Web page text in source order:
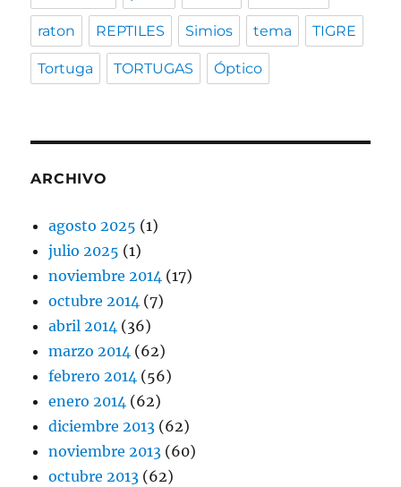
raton REPTILES Simios tema TIGRE
Tortuga TORTUGAS Óptico
ARCHIVO
agosto 2025 (1)
julio 2025 (1)
noviembre 2014 (17)
octubre 2014 (7)
abril 2014 (36)
marzo 2014 (62)
febrero 2014 (56)
enero 2014 (62)
diciembre 2013 (62)
noviembre 2013 (60)
octubre 2013 (62)